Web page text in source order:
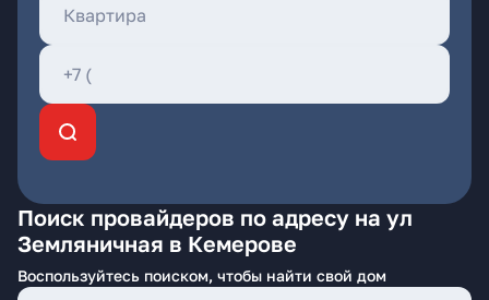
Поиск провайдеров по адресу на ул
Земляничная в Кемерове
Воспользуйтесь поиском, чтобы найти свой дом